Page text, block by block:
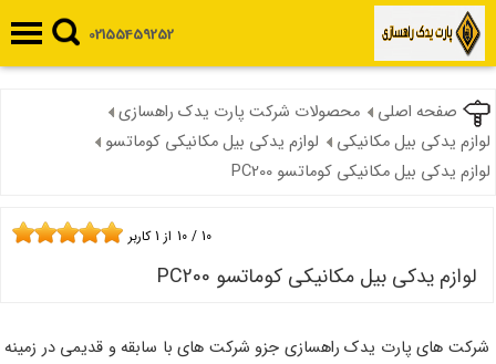
02155459252
صفحه اصلی
محصولات شرکت پارت یدک راهسازی
لوازم یدکی بیل مکانیکی
لوازم یدکی بیل مکانیکی کوماتسو
لوازم یدکی بیل مکانیکی کوماتسو PC200
لوازم یدکی بیل مکانیکی کوماتسو PC200
10 / 10 از 1کاربر
شرکت های پارت یدک راهسازی جزو شرکت های با سابقه و قدیمی در زمینه